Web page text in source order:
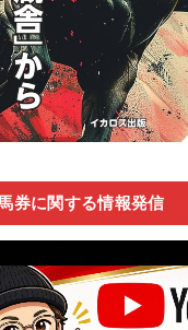
券に関する情報発信